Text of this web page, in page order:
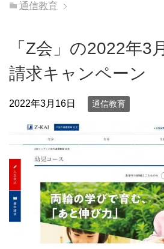
通信教育
「Z会」の2022年3
請求キャンペーン
2022年3月16日 通信教育